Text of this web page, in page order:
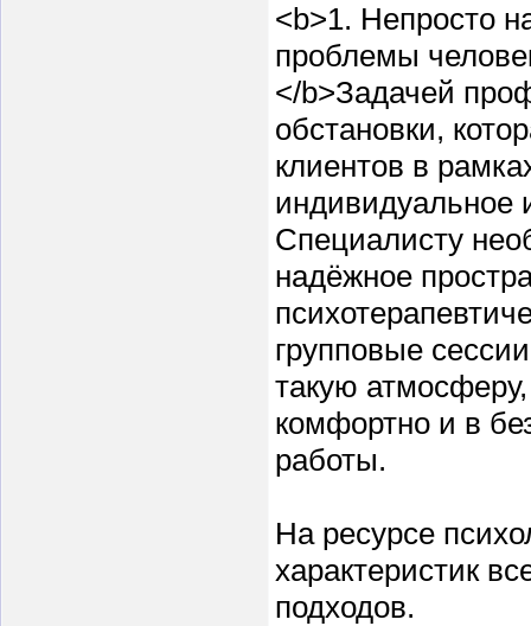
<b>1. Непросто
проблемы
</b>Задачей
обстановки,
клиентов в
индивидуальное
Специалисту
надёжное
групповые
такую
комфортно и в
работы.
На ресурсе
характеристик
подходов.